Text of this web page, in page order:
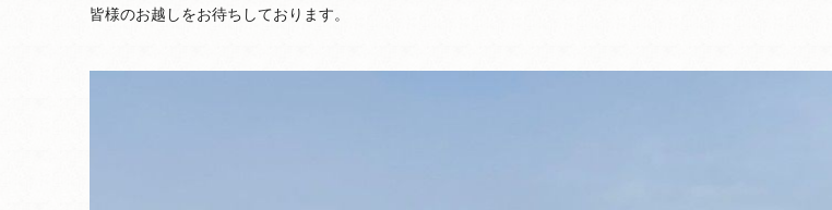
皆様のお越しをお待ちしております。